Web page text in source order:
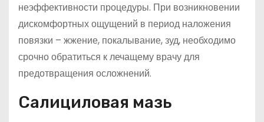
неэффективности процедуры. При возникновении
дискомфортных ощущений в период наложения
повязки – жжение, покалывание, зуд, необходимо
срочно обратиться к лечащему врачу для
предотвращения осложнений.
Салициловая мазь